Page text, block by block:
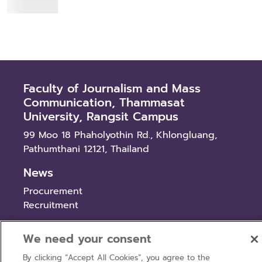
Faculty of Journalism and Mass
Communication, Thammasat
University, Rangsit Campus
99 Moo 18 Phaholyothin Rd., Khlongluang,
Pathumthani 12121, Thailand
News
Procurement
Recruitment
We need your consent
By clicking “Accept All Cookies”, you agree to the